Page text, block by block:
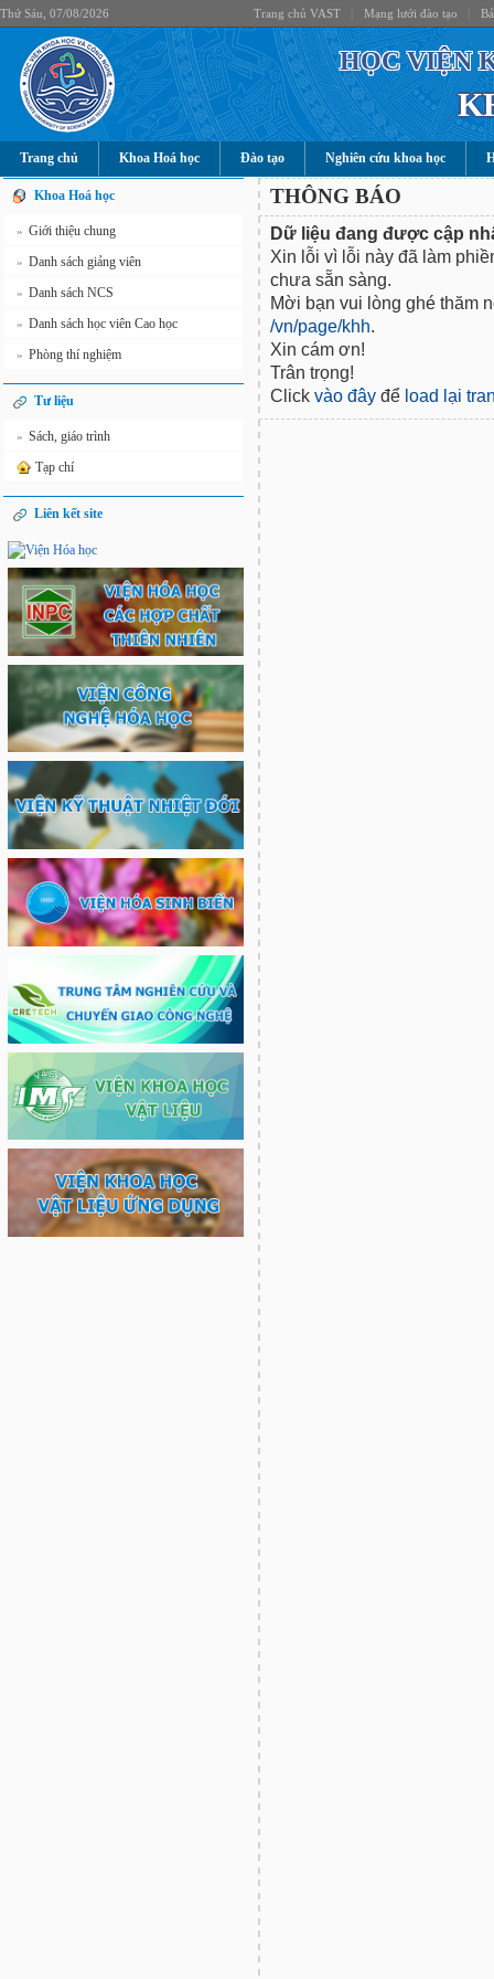
Thứ Sáu, 07/08/2026 Trang chủ VAST Mạng lưới đào tạo
HỌC VIỆN
Trang chủ Khoa Hoá học Đào tạo Nghiên cứu khoa học
Khoa Hoá học
» Giới thiệu chung
» Danh sách giảng viên
» Danh sách NCS
» Danh sách học viên Cao học
» Phòng thí nghiệm
Tư liệu
» Sách, giáo trình
Tạp chí
Liên kết site
THÔNG BÁO
Dữ liệu đang được cập
Xin lỗi vì lỗi này đã làm
chưa sẵn sàng.
Mời bạn vui lòng ghé thăm
/vn/page/khh.
Xin cám ơn!
Trân trọng!
Click vào đây để load lại